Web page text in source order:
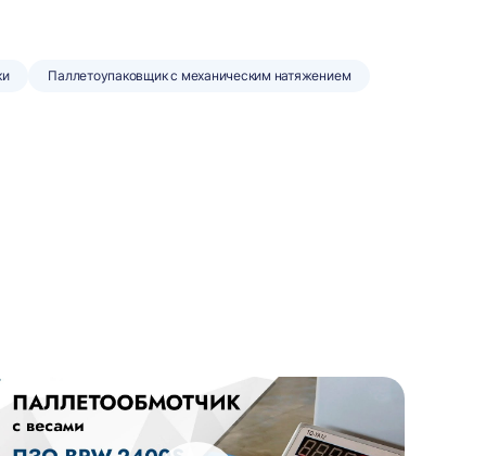
Паллетоупаковщик с механическим натяжением